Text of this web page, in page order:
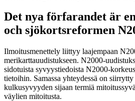
Det nya förfarandet är
och sjökortsreformen
Ilmoitusmenettely liittyy laajempaan
merikarttauudistukseen. N2000-
sidotuista syvyystiedoista N2000-
tietoihin. Samassa yhteydessä on
kulkusyvyyden sijaan termiä
väylien mitoitusta.